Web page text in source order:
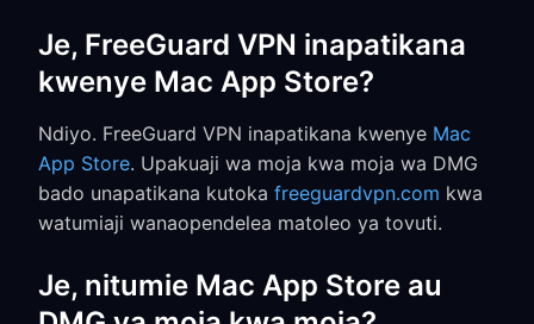
Je, FreeGuard VPN inapatikana
kwenye Mac App Store?
Ndiyo. FreeGuard VPN inapatikana kwenye Mac
App Store. Upakuaji wa moja kwa moja wa DMG
bado unapatikana kutoka freeguardvpn.com kwa
watumiaji wanaopendelea matoleo ya tovuti.
Je, nitumie Mac App Store au